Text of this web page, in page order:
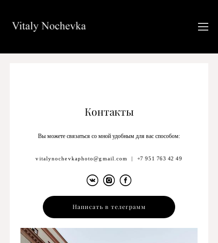
Контакты
Вы можете связаться со мной удобным для вас способом:
vitalynochevkaphoto@gmail.com | +7 951 763 42 49
Написать в телеграмм